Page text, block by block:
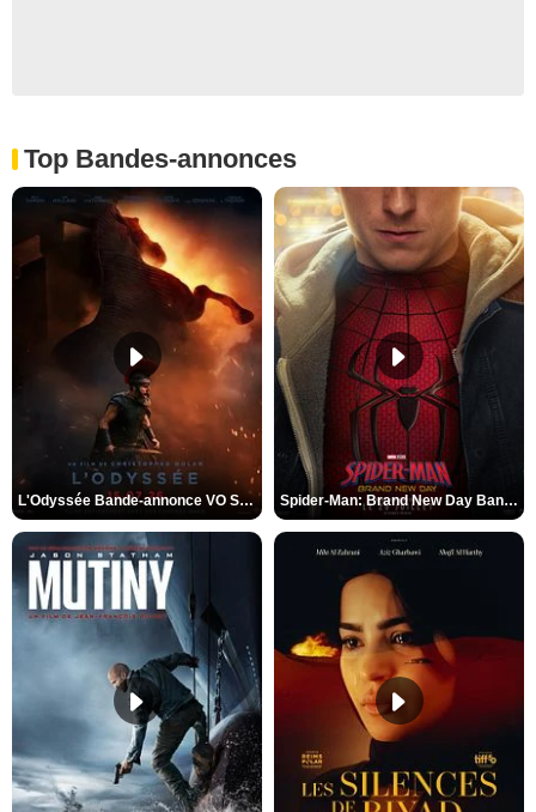
Top Bandes-annonces
L'Odyssée Bande-annonce VO STFR Spider-Man: Brand New Day Bande-annonce VO STFR